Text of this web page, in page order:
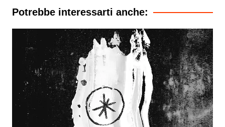
Potrebbe interessarti anche: